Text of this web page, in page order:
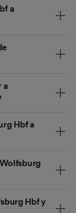
a
a
Hbf a
Hbf y